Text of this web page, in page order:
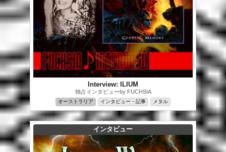
Interview: ILIUM
独占インタビューby FUCHSIA
オーストラリア インタビュー・記事 メタル
インタビュー